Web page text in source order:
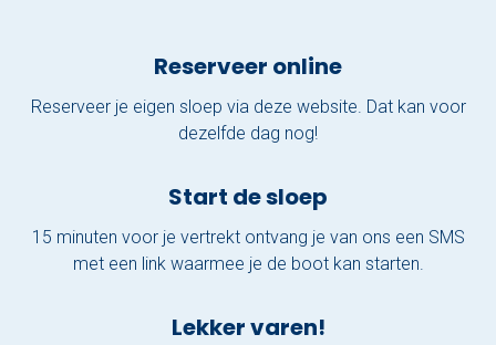
Reserveer online
Reserveer je eigen sloep via deze website. Dat kan voor
dezelfde dag nog!
Start de sloep
15 minuten voor je vertrekt ontvang je van ons een SMS
met een link waarmee je de boot kan starten.
Lekker varen!